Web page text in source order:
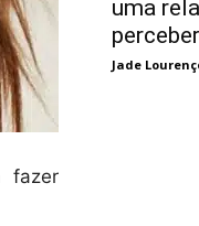
fazer
uma
perceber
Jade